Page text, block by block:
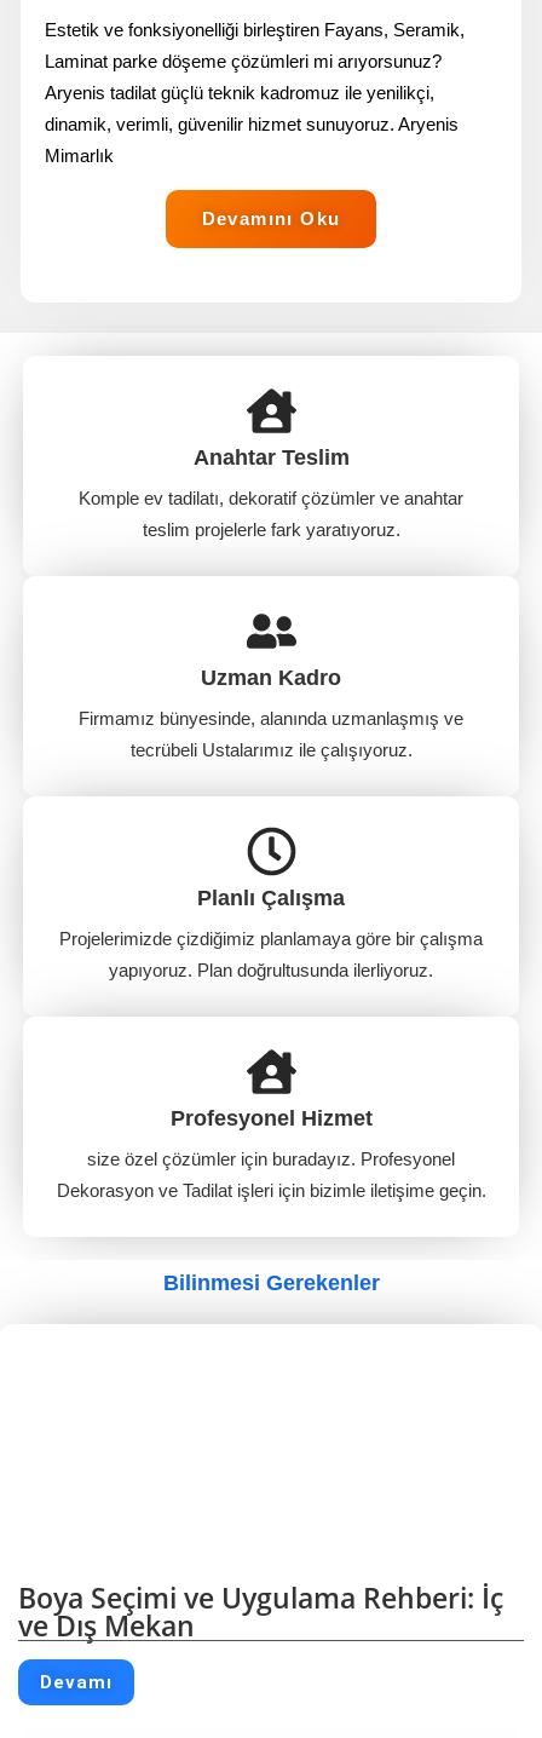
Estetik ve fonksiyonelliği birleştiren Fayans, Seramik,
Laminat parke döşeme çözümleri mi arıyorsunuz?
Aryenis tadilat güçlü teknik kadromuz ile yenilikçi,
dinamik, verimli, güvenilir hizmet sunuyoruz. Aryenis
Mimarlık
Devamını Oku
Anahtar Teslim
Komple ev tadilatı, dekoratif çözümler ve anahtar
teslim projelerle fark yaratıyoruz.
Uzman Kadro
Firmamız bünyesinde, alanında uzmanlaşmış ve
tecrübeli Ustalarımız ile çalışıyoruz.
Planlı Çalışma
Projelerimizde çizdiğimiz planlamaya göre bir çalışma
yapıyoruz. Plan doğrultusunda ilerliyoruz.
Profesyonel Hizmet
size özel çözümler için buradayız. Profesyonel
Dekorasyon ve Tadilat işleri için bizimle iletişime geçin.
Bilinmesi Gerekenler
Boya Seçimi ve Uygulama Rehberi: İç
ve Dış Mekan
Devamı